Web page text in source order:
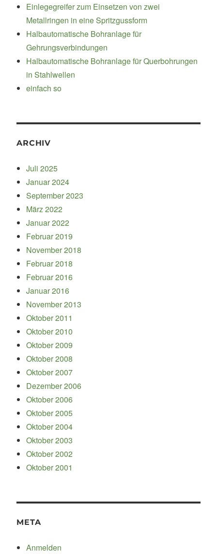
Einlegegreifer zum Einsetzen von zwei
Metallringen in eine Spritzgussform
Halbautomatische Bohranlage für
Gehrungsverbindungen
Halbautomatische Bohranlage für Querbohrungen
in Stahlwellen
einfach so
ARCHIV
Juli 2025
Januar 2024
September 2023
März 2022
Januar 2022
Februar 2019
November 2018
Februar 2018
Februar 2016
Januar 2016
November 2013
Oktober 2011
Oktober 2010
Oktober 2009
Oktober 2008
Oktober 2007
Dezember 2006
Oktober 2006
Oktober 2005
Oktober 2004
Oktober 2003
Oktober 2002
Oktober 2001
META
Anmelden